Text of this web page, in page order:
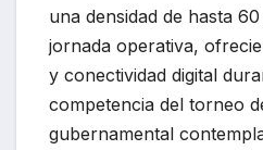
una densidad de hasta
jornada operativa,
y conectividad digital
competencia del torneo
gubernamental